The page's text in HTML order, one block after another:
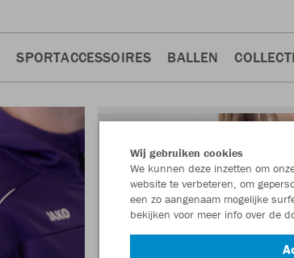
SPORTACCESSOIRES BALLEN
Wij gebruiken cookies
We kunnen deze inzetten om
website te verbeteren, om
een zo aangenaam mogelijke
bekijken voor meer info over de